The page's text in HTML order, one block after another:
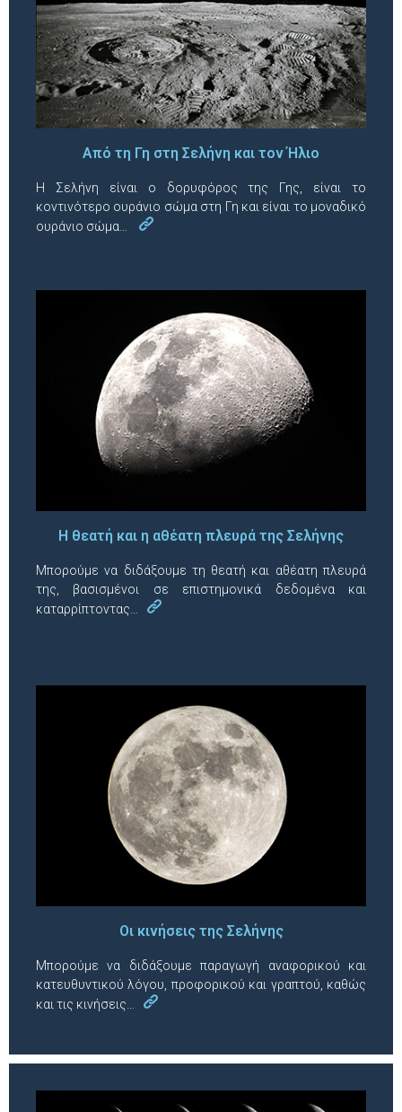
Από τη Γη στη Σελήνη και τον Ήλιο
Η Σελήνη είναι ο δορυφόρος της Γης, είναι το
κοντινότερο ουράνιο σώμα στη Γη και είναι το μοναδικό
ουράνιο σώμα…
Η θεατή και η αθέατη πλευρά της Σελήνης
Μπορούμε να διδάξουμε τη θεατή και αθέατη πλευρά
της, βασισμένοι σε επιστημονικά δεδομένα και
καταρρίπτοντας…
Οι κινήσεις της Σελήνης
Μπορούμε να διδάξουμε παραγωγή αναφορικού και
κατευθυντικού λόγου, προφορικού και γραπτού, καθώς
και τις κινήσεις…